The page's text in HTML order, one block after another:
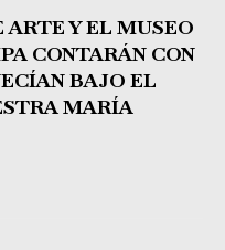
Y EL MUSEO
CONTARÁN CON
BAJO EL
MARÍA